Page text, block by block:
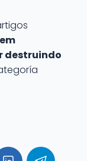
destruindo